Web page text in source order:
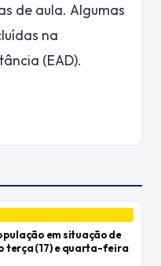
de aula. Algumas
na
(EAD).
em situação de
terça (17) e quarta-feira